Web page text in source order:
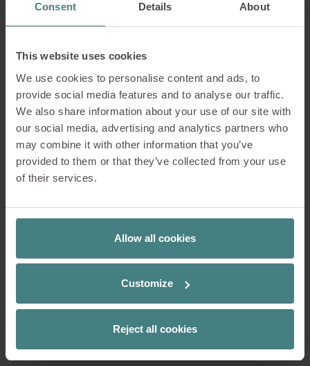
Consent Details About
This website uses cookies
We use cookies to personalise content and ads, to
provide social media features and to analyse our traffic.
We also share information about your use of our site with
our social media, advertising and analytics partners who
may combine it with other information that you’ve
provided to them or that they’ve collected from your use
of their services.
Allow all cookies
Customize
Reject all cookies
Inhalte
Daten & Fakten: Arbeit gemeinsam erleben
Expertengespräch mit Sophie Schuller: Interview
über Neurophysiologie und neue Büros für
hybride Arbeit
Aktuelle Trends rund um die Bürogestaltung: Wie
Menschen, Räume und Arbeitsmethoden positiv
erlebt werden können
Vier Fallstudien: Penguin Random House
(Gurugram, Indien), Goodjob Games (Istanbul,
Türkei), Green Office (Oegstgeest, Niederlande)
Lösungen und Tipps: Büros für die Menschen - Im
INSIGHTS #19 JETZT LESEN*